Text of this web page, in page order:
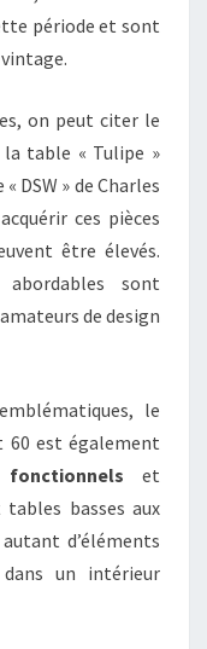
période et sont
on peut citer le
la table « Tulipe »
DSW » de Charles
ces pièces
être élevés.
sont
de design
le
60 est également
fonctionnels et
basses aux
d’éléments
un intérieur